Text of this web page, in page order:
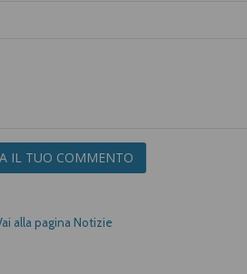
IL TUO COMMENTO
alla pagina Notizie